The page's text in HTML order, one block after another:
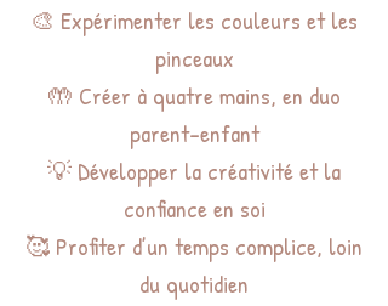
🎨 Expérimenter les couleurs et les
pinceaux
🤲 Créer à quatre mains, en duo
parent–enfant
💡 Développer la créativité et la
confiance en soi
🥰 Profiter d’un temps complice, loin
du quotidien